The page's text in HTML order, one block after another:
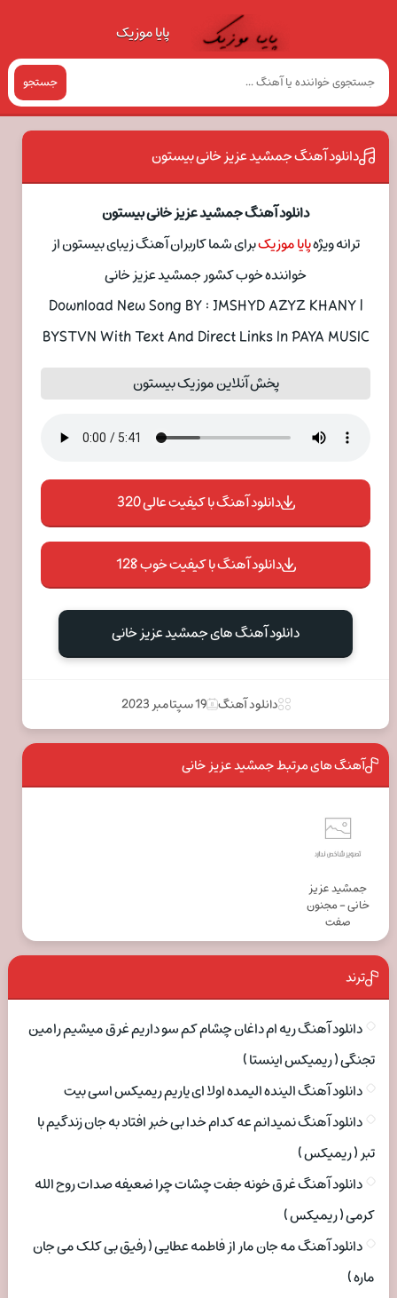
پایا موزیک
جستجو
دانلود آهنگ جمشید عزیز خانی بیستون
دانلود آهنگ جمشید عزیز خانی بیستون
ترانه ویژهپایا موزیکبرای شما کاربران آهنگ زیبای بیستون از
خواننده خوب کشور جمشید عزیز خانی
Download New Song BY : JMSHYD AZYZ KHANY |
BYSTVN With Text And Direct Links In PAYA MUSIC
پخش آنلاین موزیک بیستون
دانلود آهنگ با کیفیت عالی 320
دانلود آهنگ با کیفیت خوب 128
دانلود آهنگ های جمشید عزیز خانی
دانلود آهنگ 19 سپتامبر 2023
آهنگ های مرتبط جمشید عزیز خانی
جمشید عزیز
خانی - مجنون
صفت
ترند
دانلود آهنگ ریه ام داغان چشام کم سو داریم غرق میشیم رامین
تجنگی ( ریمیکس اینستا )
دانلود آهنگ الینده الیمده اولا ای یاریم ریمیکس اسی بیت
دانلود آهنگ نمیدانم عه کدام خدا بی خبر افتاد به جان زندگیم با
تبر ( ریمیکس )
دانلود آهنگ غرق خونه جفت چشات چرا ضعیفه صدات روح الله
کرمی ( ریمیکس )
دانلود آهنگ مه جان مار از فاطمه عطایی ( رفیق بی کلک می جان
ماره )